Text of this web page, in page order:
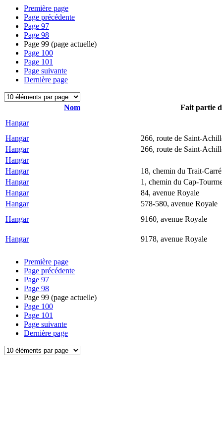
Première page
Page précédente
Page 97
Page 98
Page 99 (page actuelle)
Page 100
Page 101
Page suivante
Dernière page
Nom
Fait partie
Hangar
Hangar
266, route de Saint-
Hangar
266, route de Saint-
Hangar
Hangar
18, chemin du Trait-Carré
Hangar
1, chemin du Cap-
Hangar
84, avenue Royale
Hangar
578-580, avenue Royale
Hangar
9160, avenue Royale
Hangar 9178, avenue Royale
Première page
Page précédente
Page 97
Page 98
Page 99 (page actuelle)
Page 100
Page 101
Page suivante
Dernière page